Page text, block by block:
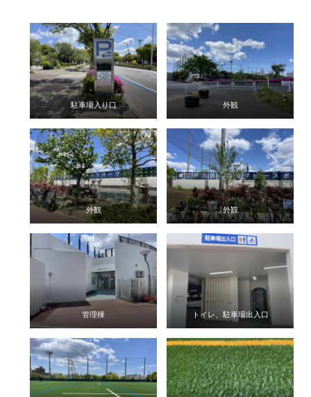
駐車場入り口 外観
外観 外観
管理棟 トイレ、駐車場出入口